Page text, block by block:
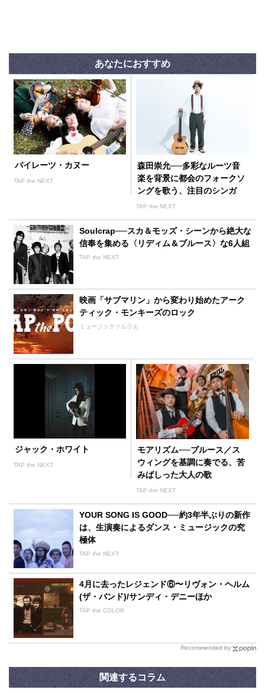
あなたにおすすめ
パイレーツ・カヌー
TAP the NEXT
森田崇允──多彩なルーツ音
楽を背景に都会のフォークソ
ングを歌う、注目のシンガ
ー・ソングライター
TAP the NEXT
Soulcrap──スカ＆モッズ・シーンから絶大な
信奉を集める〈リディム＆ブルース〉な6人組
TAP the NEXT
映画「サブマリン」から変わり始めたアーク
ティック・モンキーズのロック
ミュージックソムリエ
ジャック・ホワイト
TAP the NEXT
モアリズム──ブルース／ス
ウィングを基調に奏でる、苦
みばしった大人の歌
TAP the NEXT
YOUR SONG IS GOOD──約3年半ぶりの新作
は、生演奏によるダンス・ミュージックの究
極体
TAP the NEXT
4月に去ったレジェンド⑥〜リヴォン・ヘルム
(ザ・バンド)/サンディ・デニーほか
TAP the COLOR
Recommended by
関連するコラム